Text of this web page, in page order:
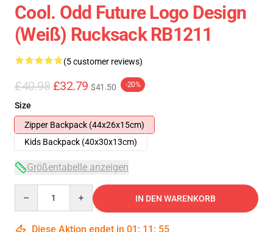
Cool. Odd Future Logo Design
(weiß) Rucksack RB1211
(5 customer reviews)
£40.98 £32.79 $41.50 -20%
Size
Zipper Backpack (44x26x15cm)
Kids Backpack (40x30x13cm)
Größentabelle anzeigen
IN DEN WARENKORB
Diese Aktion endet in 01 : 11 : 54